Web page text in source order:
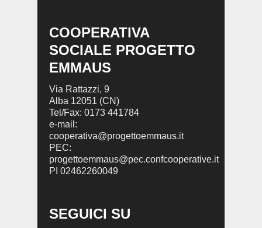
COOPERATIVA
SOCIALE PROGETTO
EMMAUS
Via Rattazzi, 9
Alba 12051 (CN)
Tel/Fax: 0173 441784
e-mail:
cooperativa@progettoemmaus.it
PEC:
progettoemmaus@pec.confcooperative.it
PI 02462260049
SEGUICI SU